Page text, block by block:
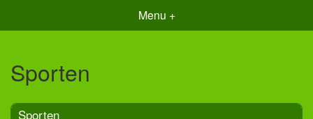
Menu +
Sporten
Sporten